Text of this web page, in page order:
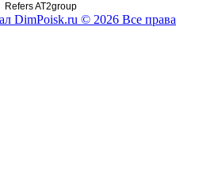
Refers AT2group
DimPoisk.ru © 2026 Все права